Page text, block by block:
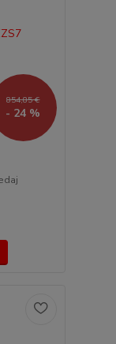
854,85 €
- 24 %